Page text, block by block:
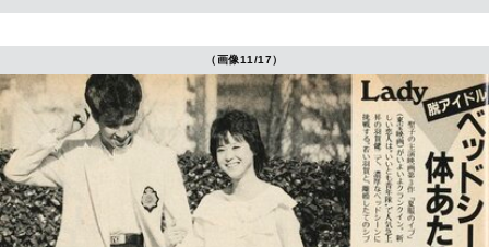
（画像11/17）